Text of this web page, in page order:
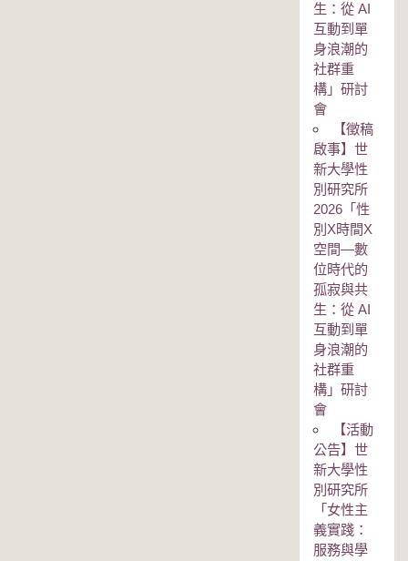
生：從 AI
互動到單
身浪潮的
社群重
構」研討
會
【徵稿
啟事】世
新大學性
別研究所
2026「性
別Χ時間Χ
空間—數
位時代的
孤寂與共
生：從 AI
互動到單
身浪潮的
社群重
構」研討
會
【活動
公告】世
新大學性
別研究所
「女性主
義實踐：
服務與學